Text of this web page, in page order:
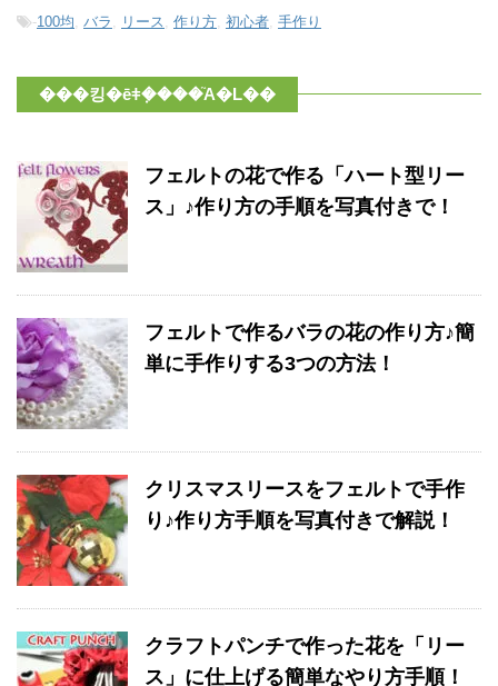
-100均 バラ リース 作り方 初心者 手作り
���킹�ēǂ݂����֘A�L��
フェルトの花で作る「ハート型リー
ス」♪作り方の手順を写真付きで！
フェルトで作るバラの花の作り方♪簡
単に手作りする3つの方法！
クリスマスリースをフェルトで手作
り♪作り方手順を写真付きで解説！
クラフトパンチで作った花を「リー
ス」に仕上げる簡単なやり方手順！